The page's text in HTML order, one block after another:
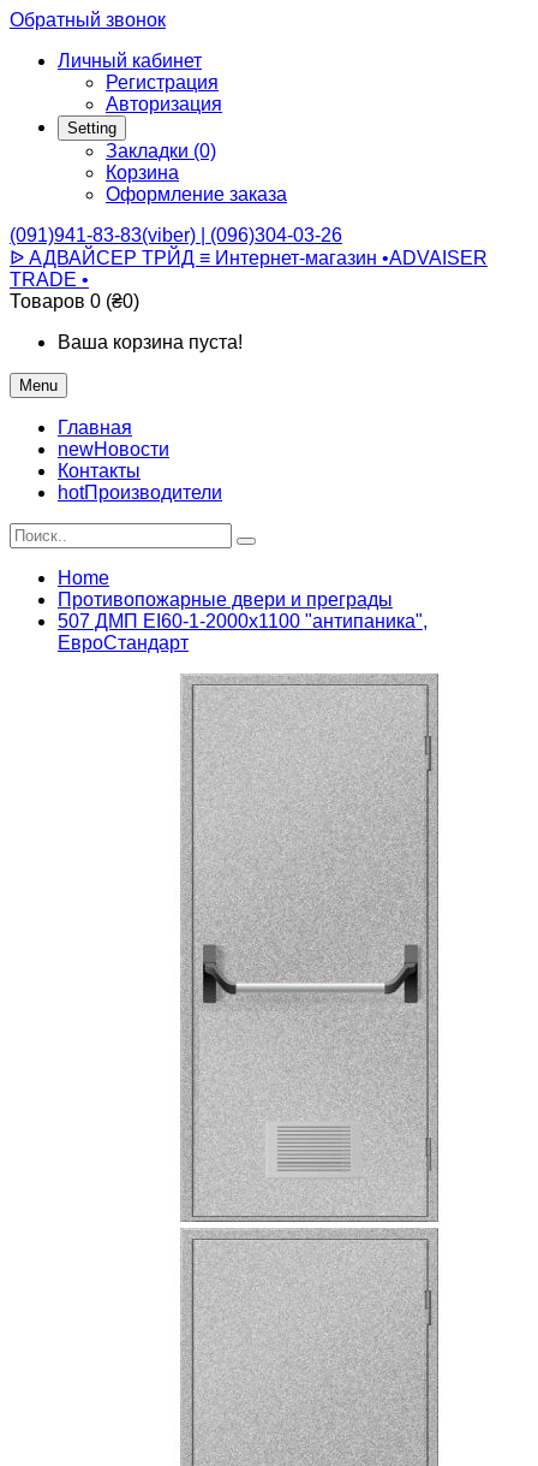
Обратный звонок
Личный кабинет
Регистрация
Авторизация
Setting
Закладки (0)
Корзина
Оформление заказа
(091)941-83-83(viber) | (096)304-03-26
ᐉ АДВАЙСЕР ТРЙД ≡ Интернет-магазин •ADVAISER
TRADE •
Товаров 0 (₴0)
Ваша корзина пуста!
Menu
Главная
newНовости
Контакты
hotПроизводители
Home
Противопожарные двери и преграды
507 ДМП ЕІ60-1-2000х1100 "антипаника",
ЕвроСтандарт